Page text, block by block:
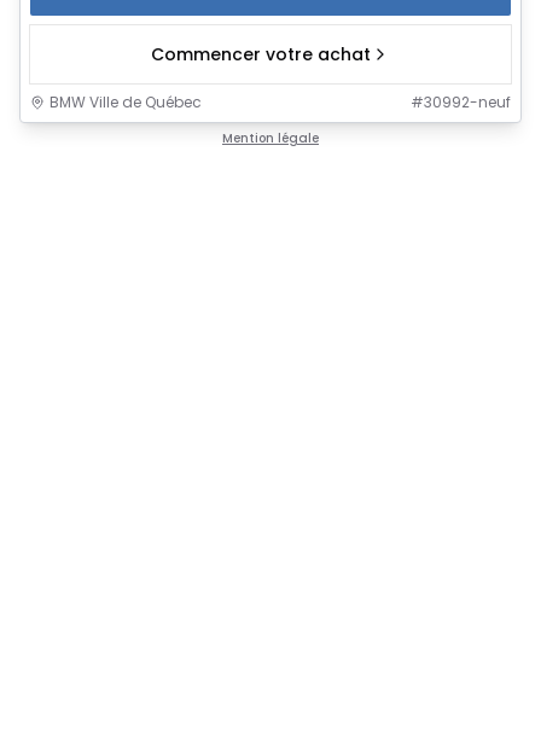
Commencer votre achat
BMW Ville de Québec #30992-neuf
Mention légale